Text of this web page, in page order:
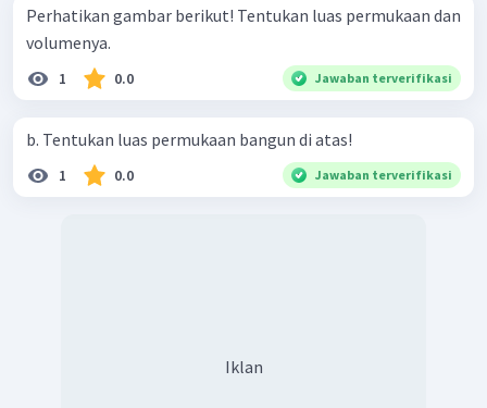
Perhatikan gambar berikut! Tentukan luas permukaan dan
volumenya.
1 0.0 Jawaban terverifikasi
b. Tentukan luas permukaan bangun di atas!
1 0.0 Jawaban terverifikasi
Iklan